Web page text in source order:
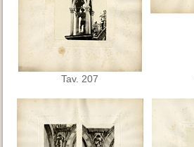
Tav. 207